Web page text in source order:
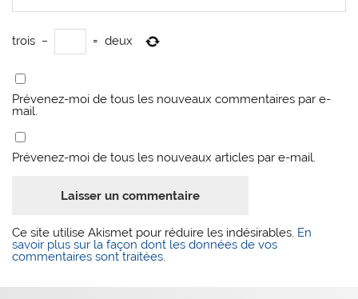
trois − = deux
Prévenez-moi de tous les nouveaux commentaires par e-
mail.
Prévenez-moi de tous les nouveaux articles par e-mail.
Ce site utilise Akismet pour réduire les indésirables. En
savoir plus sur la façon dont les données de vos
commentaires sont traitées.